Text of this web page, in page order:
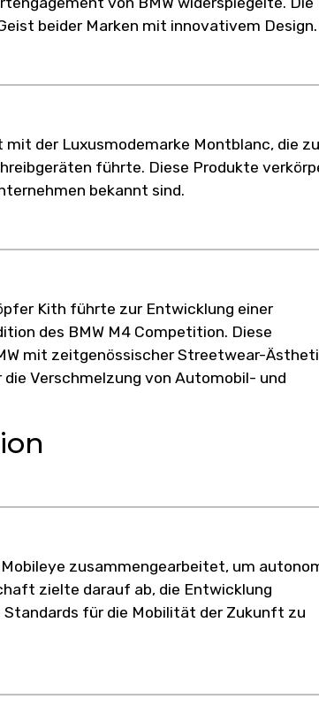
beider Marken mit innovativem Design.
der Luxusmodemarke Montblanc, die zu
führte. Diese Produkte
bekannt sind.
Kith führte zur Entwicklung einer
des BMW M4 Competition. Diese
mit zeitgenössischer Streetwear-
Verschmelzung von Automobil- und
zusammengearbeitet, um
zielte darauf ab, die Entwicklung
für die Mobilität der Zukunft zu